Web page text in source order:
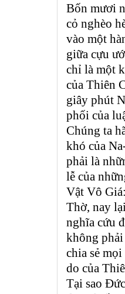
Bốn mươi
cỏ nghèo
vào một
giữa cựu
chỉ là một
của Thiên
giây phút
phối của
Chúng ta
khó của
phải là
lễ của
Vật Vô
Thờ, nay
nghĩa cứu
không
chia sẻ
do của
Tại sao